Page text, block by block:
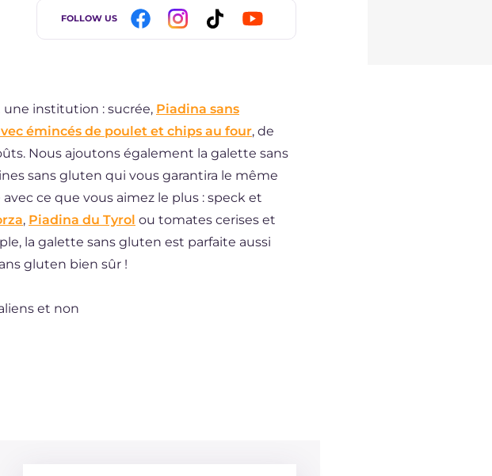
FOLLOW US
une institution : sucrée, Piadina sans
émincés de poulet et chips au four, de
Nous ajoutons également la galette sans
sans gluten qui vous garantira le même
ce que vous aimez le plus : speck et
, Piadina du Tyrol ou tomates cerises et
la galette sans gluten est parfaite aussi
gluten bien sûr !
et non